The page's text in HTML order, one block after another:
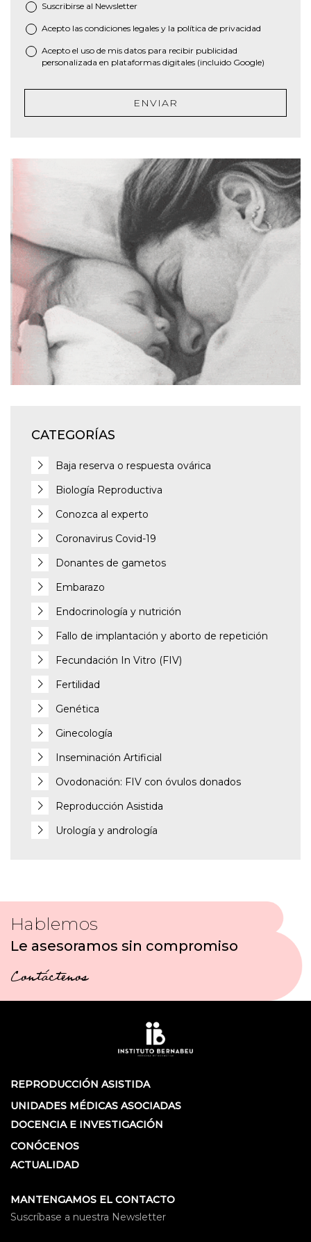
Suscribirse al Newsletter
* Acepto las condiciones legales y la política de privacidad
Acepto el uso de mis datos para recibir publicidad
personalizada en plataformas digitales (incluido Google)
ENVIAR
CATEGORÍAS
Baja reserva o respuesta ovárica
Biología Reproductiva
Conozca al experto
Coronavirus Covid-19
Donantes de gametos
Embarazo
Endocrinología y nutrición
Fallo de implantación y aborto de repetición
Fecundación In Vitro (FIV)
Fertilidad
Genética
Ginecología
Inseminación Artificial
Ovodonación: FIV con óvulos donados
Reproducción Asistida
Urología y andrología
Hablemos
Le asesoramos sin compromiso
Contáctenos
REPRODUCCIÓN ASISTIDA
UNIDADES MÉDICAS ASOCIADAS
DOCENCIA E INVESTIGACIÓN
CONÓCENOS
ACTUALIDAD
MANTENGAMOS EL CONTACTO
Suscríbase a nuestra Newsletter